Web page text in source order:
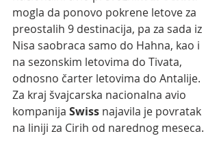
mogla da ponovo pokrene letove za
preostalih 9 destinacija, pa za sada iz
Nisa saobraca samo do Hahna, kao i
na sezonskim letovima do Tivata,
odnosno čarter letovima do Antalije.
Za kraj švajcarska nacionalna avio
kompanija Swiss najavila je povratak
na liniji za Cirih od narednog meseca.